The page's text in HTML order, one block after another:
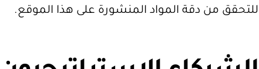
للتحقق من دقة المواد المنشورة على هذا الموقع.